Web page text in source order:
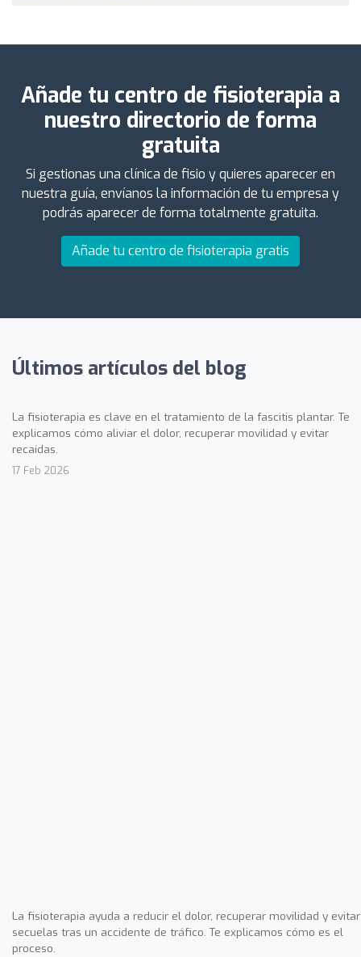
Añade tu centro de fisioterapia a
nuestro directorio de forma
gratuita
Si gestionas una clínica de fisio y quieres aparecer en
nuestra guía, envíanos la información de tu empresa y
podrás aparecer de forma totalmente gratuita.
Añade tu centro de fisioterapia gratis
Últimos artículos del blog
La fisioterapia es clave en el tratamiento de la fascitis plantar. Te
explicamos cómo aliviar el dolor, recuperar movilidad y evitar
recaídas.
17 Feb 2026
La fisioterapia ayuda a reducir el dolor, recuperar movilidad y evitar
secuelas tras un accidente de tráfico. Te explicamos cómo es el
proceso.